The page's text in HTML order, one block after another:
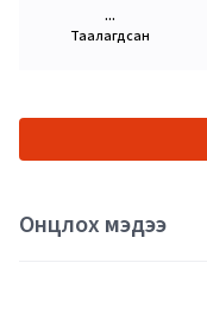
...
Таалагдсан
Онцлох мэдээ